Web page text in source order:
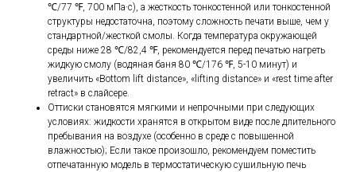
℃/77 ℉, 700 мПа·с), а жесткость тонкостенной или тонкостенной
структуры недостаточна, поэтому сложность печати выше, чем у
стандартной/жесткой смолы. Когда температура окружающей
среды ниже 28 ℃/82,4 ℉, рекомендуется перед печатью нагреть
жидкую смолу (водяная баня 80 ℃/176 ℉, 5-10 минут) и
увеличить «Bottom lift distance», «lifting distance» и «rest time after
retract» в слайсере.
Оттиски становятся мягкими и непрочными при следующих
условиях: жидкости хранятся в открытом виде после длительного
пребывания на воздухе (особенно в среде с повышенной
влажностью); Если такое произошло, рекомендуем поместить
отпечатанную модель в термостатическую сушильную печь